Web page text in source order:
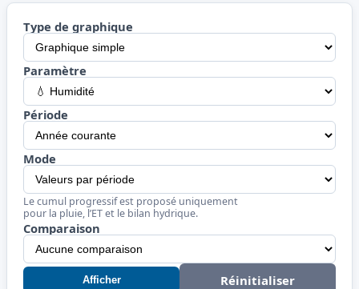
Type de graphique
Paramètre
Période
Mode
Le cumul progressif est proposé uniquement
pour la pluie, l’ET et le bilan hydrique.
Comparaison
Afficher Réinitialiser